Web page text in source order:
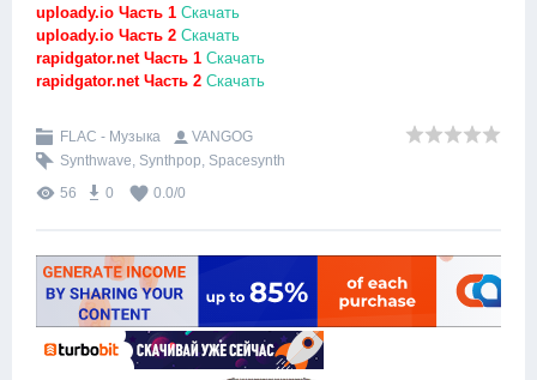
uploady.io Часть 1 Скачать
uploady.io Часть 2 Скачать
rapidgator.net Часть 1 Скачать
rapidgator.net Часть 2 Скачать
FLAC - Музыка
VANGOG
Synthwave, Synthpop, Spacesynth
56
0 0.0/0